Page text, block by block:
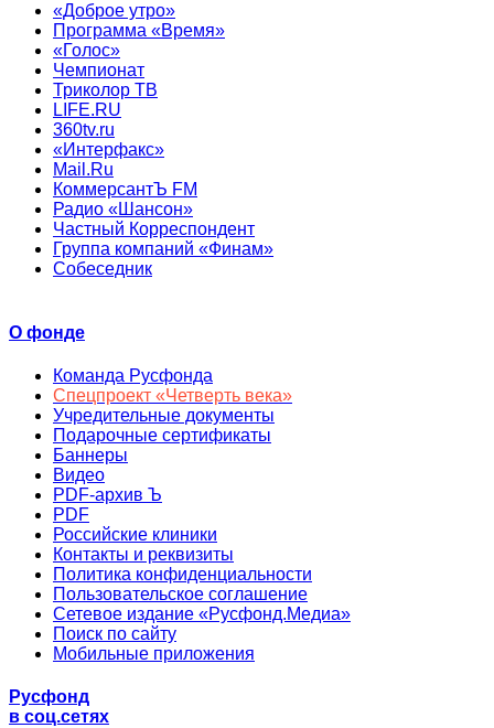
«Доброе утро»
Программа «Время»
«Голос»
Чемпионат
Триколор ТВ
LIFE.RU
360tv.ru
«Интерфакс»
Mail.Ru
КоммерсантЪ FM
Радио «Шансон»
Частный Корреспондент
Группа компаний «Финам»
Собеседник
О фонде
Команда Русфонда
Спецпроект «Четверть века»
Учредительные документы
Подарочные сертификаты
Баннеры
Видео
PDF-архив Ъ
PDF
Российские клиники
Контакты и реквизиты
Политика конфиденциальности
Пользовательское соглашение
Сетевое издание «Русфонд.Медиа»
Поиск по сайту
Мобильные приложения
Русфонд
в соц.сетях